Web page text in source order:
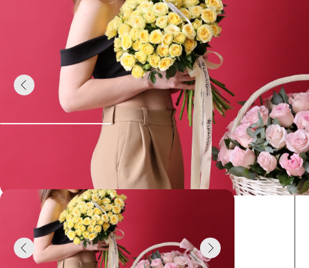
Букет дня
15 роз в крафт